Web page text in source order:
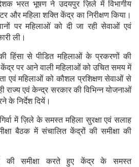
भरत भूषण ने उदयपुर ज़िले में विभागीय
और महिला शक्ति केंद्र का निरीक्षण किया।
पर महिलाओं को दी जा रही सेवाओं एवं
ली।
की हिंसा से पीडित महिलाओं के प्रकरणों की
केंद्र पर आने वाली महिलाओं को उचित समय में
एवं महिलाओं को कौशल प्रशिक्षण सेवाओं से
राज्य एवं केन्द्र सरकार की विभिन्न योजनाओं
के निर्देश दियें।
में ज़िले के समस्त महिला सुरक्षा एवं सलाह
बैठक में संचालित केंद्रों की समीक्षा की
की समीक्षा करते हुए केंद्र के समस्त